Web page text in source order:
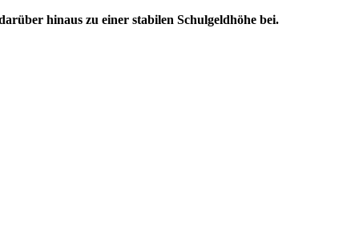
hinaus zu einer stabilen Schulgeldhöhe bei.